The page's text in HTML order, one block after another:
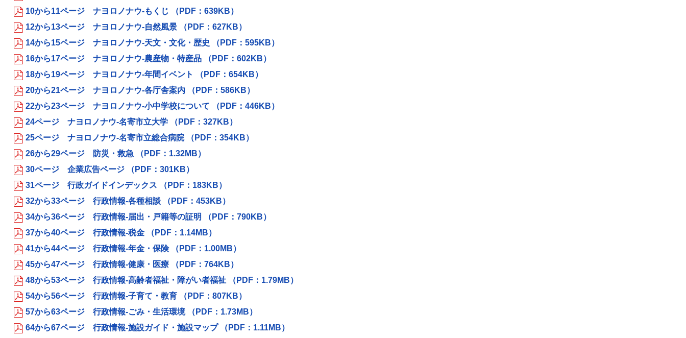
10から11ページ ナヨロノナウ-もくじ （PDF：639KB）
12から13ページ ナヨロノナウ-自然風景 （PDF：627KB）
14から15ページ ナヨロノナウ-天文・文化・歴史 （PDF：595KB）
16から17ページ ナヨロノナウ-農産物・特産品 （PDF：602KB）
18から19ページ ナヨロノナウ-年間イベント （PDF：654KB）
20から21ページ ナヨロノナウ-各庁舎案内 （PDF：586KB）
22から23ページ ナヨロノナウ-小中学校について （PDF：446KB）
24ページ ナヨロノナウ-名寄市立大学 （PDF：327KB）
25ページ ナヨロノナウ-名寄市立総合病院 （PDF：354KB）
26から29ページ 防災・救急 （PDF：1.32MB）
30ページ 企業広告ページ （PDF：301KB）
31ページ 行政ガイドインデックス （PDF：183KB）
32から33ページ 行政情報-各種相談 （PDF：453KB）
34から36ページ 行政情報-届出・戸籍等の証明 （PDF：790KB）
37から40ページ 行政情報-税金 （PDF：1.14MB）
41から44ページ 行政情報-年金・保険 （PDF：1.00MB）
45から47ページ 行政情報-健康・医療 （PDF：764KB）
48から53ページ 行政情報-高齢者福祉・障がい者福祉 （PDF：1.79MB）
54から56ページ 行政情報-子育て・教育 （PDF：807KB）
57から63ページ 行政情報-ごみ・生活環境 （PDF：1.73MB）
64から67ページ 行政情報-施設ガイド・施設マップ （PDF：1.11MB）